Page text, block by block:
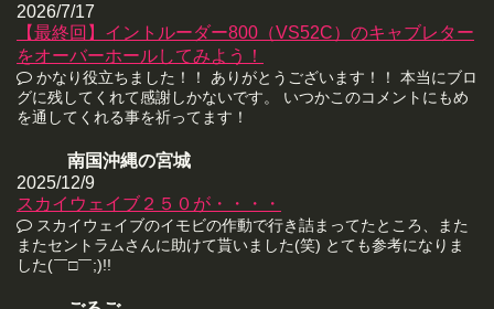
2026/7/17
【最終回】イントルーダー800（VS52C）のキャブレター
をオーバーホールしてみよう！
かなり役立ちました！！ ありがとうございます！！ 本当にブロ
グに残してくれて感謝しかないです。 いつかこのコメントにもめ
を通してくれる事を祈ってます！
南国沖縄の宮城
2025/12/9
スカイウェイブ２５０が・・・・
スカイウェイブのイモビの作動で行き詰まってたところ、また
またセントラムさんに助けて貰いました(笑) とても参考になりま
した(￣□￣;)!!